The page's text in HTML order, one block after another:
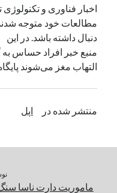
نوامبر 2023
اکتبر 2023
سپتامبر 2023
آگوست 2023
جولای 2023
اخبار فناوری و تکنولوژی
مطالعات خود متوجه شدند
دنبال داشته باشد. در این
منبع خبر افراد حساس
التهاب مغز می‌شوند
منتشر شده در اپل
ماموریت دارت ناسا